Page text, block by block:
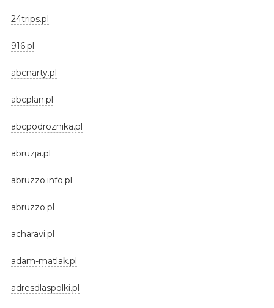
24trips.pl
916.pl
abcnarty.pl
abcplan.pl
abcpodroznika.pl
abruzja.pl
abruzzo.info.pl
abruzzo.pl
acharavi.pl
adam-matlak.pl
adresdlaspolki.pl